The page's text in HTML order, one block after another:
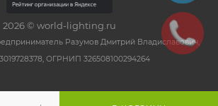
2026 © world-lighting.ru
Разумов Дмитрий Владиславович,
ОГРНИП 326508100294264